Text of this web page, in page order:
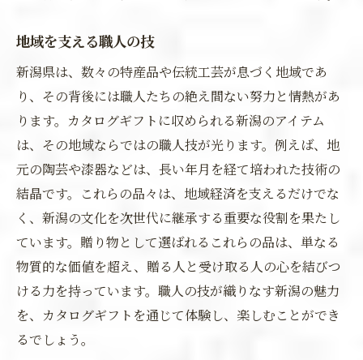
地域を支える職人の技
新潟県は、数々の特産品や伝統工芸が息づく地域であ
り、その背後には職人たちの絶え間ない努力と情熱があ
ります。カタログギフトに収められる新潟のアイテム
は、その地域ならではの職人技が光ります。例えば、地
元の陶芸や漆器などは、長い年月を経て培われた技術の
結晶です。これらの品々は、地域経済を支えるだけでな
く、新潟の文化を次世代に継承する重要な役割を果たし
ています。贈り物として選ばれるこれらの品は、単なる
物質的な価値を超え、贈る人と受け取る人の心を結びつ
ける力を持っています。職人の技が織りなす新潟の魅力
を、カタログギフトを通じて体験し、楽しむことができ
るでしょう。